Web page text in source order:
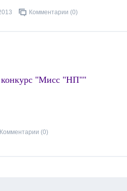
Комментарии (0)
конкурс "Мисс "НП""
Комментарии (0)